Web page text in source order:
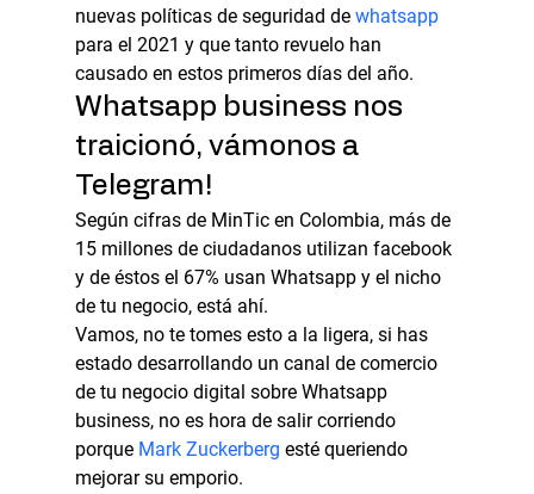
nuevas políticas de seguridad de whatsapp
para el 2021 y que tanto revuelo han
causado en estos primeros días del año.
Whatsapp business nos
traicionó, vámonos a
Telegram!
Según cifras de MinTic en Colombia, más de
15 millones de ciudadanos utilizan facebook
y de éstos el 67% usan Whatsapp y el nicho
de tu negocio, está ahí.
Vamos, no te tomes esto a la ligera, si has
estado desarrollando un canal de comercio
de tu negocio digital sobre Whatsapp
business, no es hora de salir corriendo
porque Mark Zuckerberg esté queriendo
mejorar su emporio.